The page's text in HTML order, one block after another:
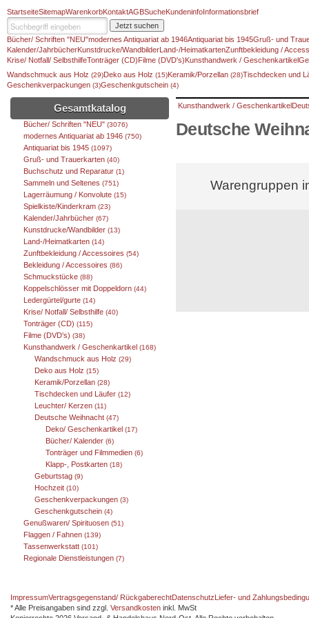
StartseiteSitemapWarenkorbKontaktAGBSucheKundeninfoInformationsbrief
Jetzt suchen
Bücher/ Schriften "NEU"modernes Antiquariat ab 1946Antiquariat bis 1945Gruß- und
Kalender/JahrbücherKunstdrucke/Wandbilder Land-/HeimatkartenZunftbekleidung /
Krise/ Notfall/ SelbsthilfeTonträger (CD) Filme (DVD's) Kunsthandwerk / Geschenkartikel
Wandschmuck aus Holz (29)Deko aus Holz (15)Keramik/Porzellan (28)Tischdecken und
Geschenkverpackungen (3)Geschenkgutschein (4)
Gesamtkatalog
Bücher/ Schriften "NEU" (3076)
modernes Antiquariat ab 1946 (750)
Antiquariat bis 1945 (1097)
Gruß- und Trauerkarten (40)
Buchschutz und Reparatur (1)
Sammeln und Seltenes (751)
Lagerräumung / Konvolute (15)
Spielkiste/Kinderkram (23)
Kalender/Jahrbücher (67)
Kunstdrucke/Wandbilder (13)
Land-/Heimatkarten (14)
Zunftbekleidung / Accessoires (54)
Bekleidung / Accessoires (86)
Schmuckstücke (88)
Koppelschlösser mit Doppeldorn (44)
Ledergürtel/gurte (14)
Krise/ Notfall/ Selbsthilfe (40)
Tonträger (CD) (115)
Filme (DVD's) (38)
Kunsthandwerk / Geschenkartikel (168)
Wandschmuck aus Holz (29)
Deko aus Holz (15)
Keramik/Porzellan (28)
Tischdecken und Läufer (12)
Leuchter/ Kerzen (11)
Deutsche Weihnacht (47)
Deko/ Geschenkartikel (17)
Bücher/ Kalender (6)
Tonträger und Filmmedien (6)
Klapp-, Postkarten (18)
Geburtstag (9)
Hochzeit (10)
Geschenkverpackungen (3)
Geschenkgutschein (4)
Genußwaren/ Spirituosen (51)
Flaggen / Fahnen (139)
Tassenwerkstatt (101)
Regionale Dienstleistungen (7)
Kunsthandwerk / Geschenkartikel
Deutsche
Warengruppen
ImpressumVertragsgegenstand/ RückgaberechtDatenschutz Liefer- und
* Alle Preisangaben sind zzgl. Versandkosten inkl. MwSt